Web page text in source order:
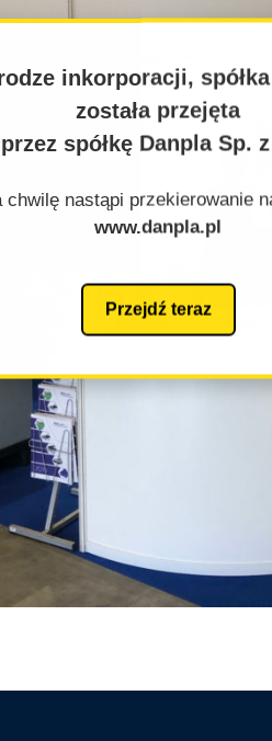
inkorporacji,
została przejęta
przez spółkę Danpla Sp.
chwilę nastąpi przekierowanie
www.danpla.pl
Przejdź teraz